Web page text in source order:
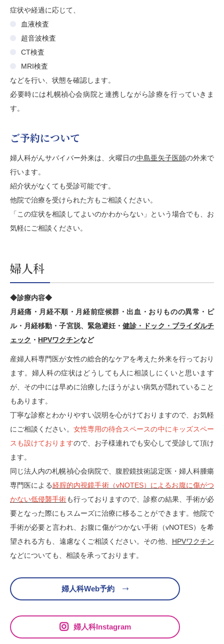
症状や経過に応じて、
血液検査
超音波検査
CT検査
MRI検査
などを行い、状態を確認します。
必要時には札幌禎心会病院と連携しながら診療を行っていきま
す。
ご予約について
婦人科がんサバイバー外来は、火曜日の中島亜矢子医師の外来で
行います。
紹介状がなくても受診可能です。
他院で治療を受けられた方もご相談ください。
「この症状を相談してよいのかわからない」という場合でも、お
気軽にご相談ください。
婦人科
◆診療内容◆
月経痛・月経不順・月経前症候群・出血・おりものの異常・ピ
ル・月経移動・子宮脱、緊急避妊・健診・ドック・ブライダルチ
ェック ・ HPVワクチンなど
産婦人科専門医が女性の総合的なケアを考えた外来を行っており
ます。婦人科の症状はどうしても人に相談しにくいと思います
が、その中には早めに治療したほうがよい病気が隠れていること
もあります。
丁寧な診察とわかりやすい説明を心がけておりますので、お気軽
にご相談ください。 女性専用の待合スペースの中にキッズスペー
スも設けておりますので、お子様連れでも安心して受診して頂け
ます。
同じ法人内の札幌禎心会病院で、腹腔鏡技術認定医・婦人科腫瘍
専門医による経腟的内視鏡手術（vNOTES）によるお腹に傷がつ
かない低侵襲手術も行っておりますので、診察の結果、手術が必
要となった際にもスムーズに治療に移ることができます。他院で
手術が必要と言われ、お腹に傷がつかない手術（vNOTES）を希
望される方も、遠慮なくご相談ください。その他、 HPVワクチン
などについても、相談を承っております。
婦人科Web予約
婦人科Instagram